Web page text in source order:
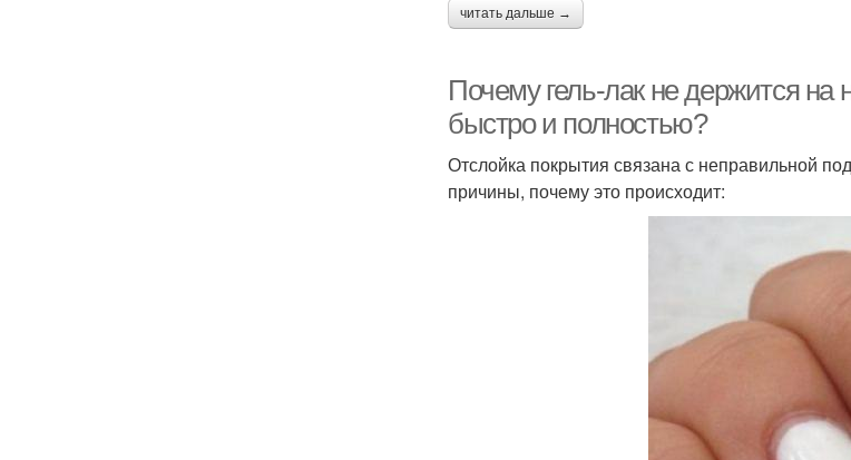
читать дальше →
Почему гель-лак не держится на
быстро и полностью?
Отслойка покрытия связана с неправильной
причины, почему это происходит: